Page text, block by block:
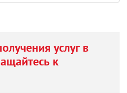
услуг в
к